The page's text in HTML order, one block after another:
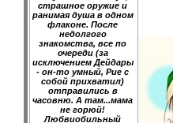
страшное оружие и
ранимая душа в одном
флаконе. После
недолгого
знакомства, все по
очереди (за
исключением Дейдары
- он-то умный, Рие с
собой прихватил)
отправились в
часовню. А там...мама
не горюй!
Любвиобильный